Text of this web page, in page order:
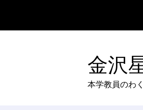
金沢
本学教員のわ